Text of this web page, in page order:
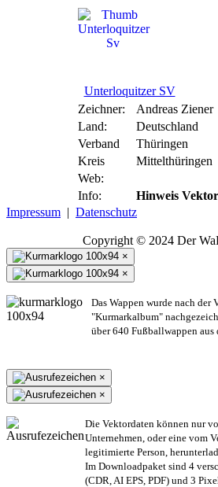
Unterloquitzer SV
Zeichner:
Andreas Ziener
Land:
Deutschland
Verband
Thüringen
Kreis
Mittelthüringen
Web:
Info:
Hinweis
Impressum | Datenschutz
Copyright © 2024 Der
×
×
Das Wappen wurde nach der
"Kurmarkalbum"
über 640 Fußballwappen aus
×
×
Die Vektordaten können nur
Unternehmen, oder eine vom
legitimierte Person,
Im Downloadpaket sind 4
(CDR, AI EPS, PDF) und 3